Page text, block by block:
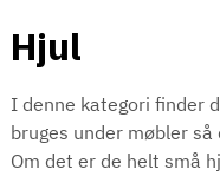
Hjul
I denne kategori finder
bruges under møbler
Om det er de helt små